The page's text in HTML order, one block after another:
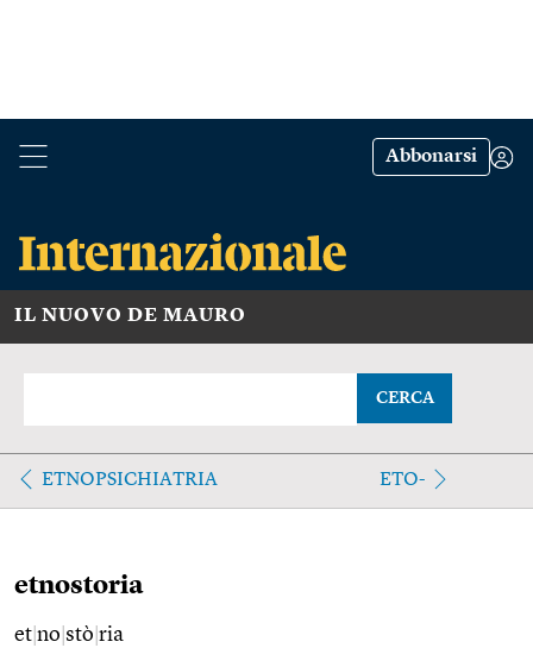
Abbonarsi
IL NUOVO DE MAURO
CERCA
ETNOPSICHIATRIA ETO-
etnostoria
et no stò ria